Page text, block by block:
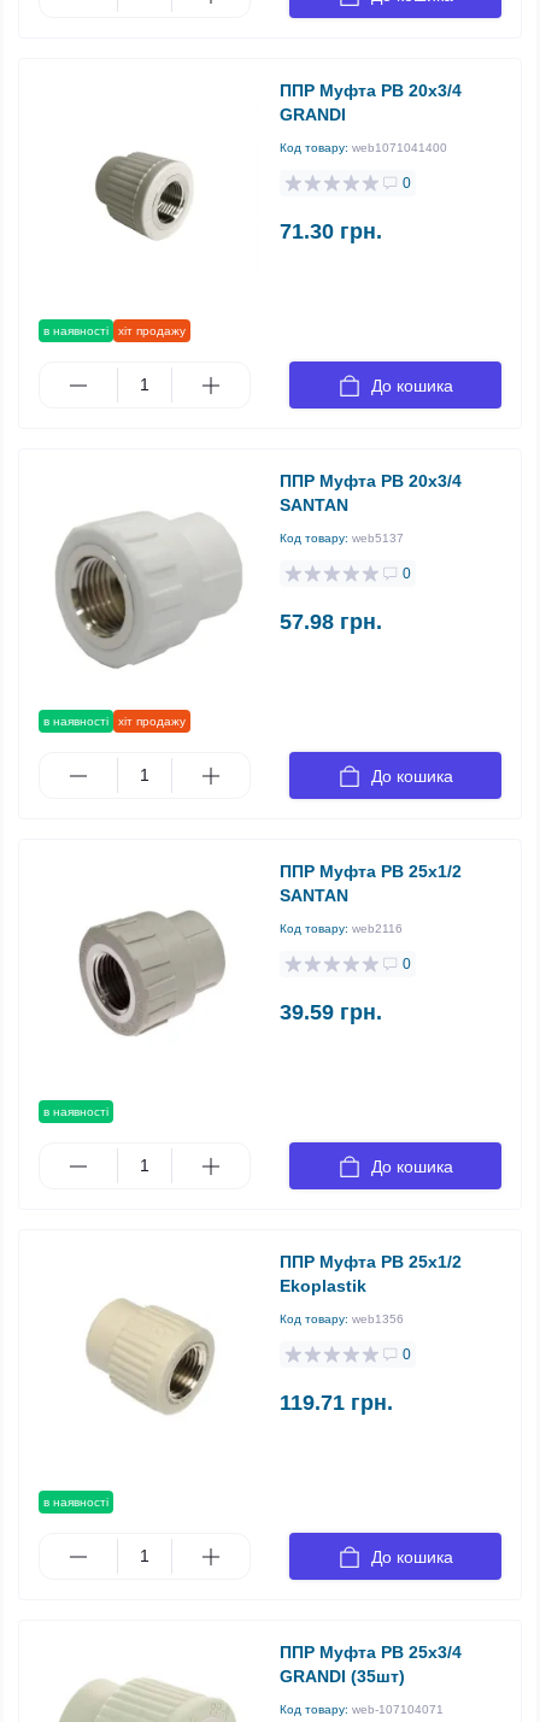
в наявності хіт продажу
ППР Муфта РВ 20х3/4
GRANDI
Код товару: web1071041400
0
71.30 грн.
До кошика
в наявності хіт продажу
ППР Муфта РВ 20х3/4
SANTAN
Код товару: web5137
0
57.98 грн.
До кошика
в наявності
ППР Муфта РВ 25x1/2
SANTAN
Код товару: web2116
0
39.59 грн.
До кошика
в наявності
ППР Муфта РВ 25х1/2
Ekoplastik
Код товару: web1356
0
119.71 грн.
До кошика
ППР Муфта РВ 25х3/4
GRANDI (35шт)
Код товару: web-107104071